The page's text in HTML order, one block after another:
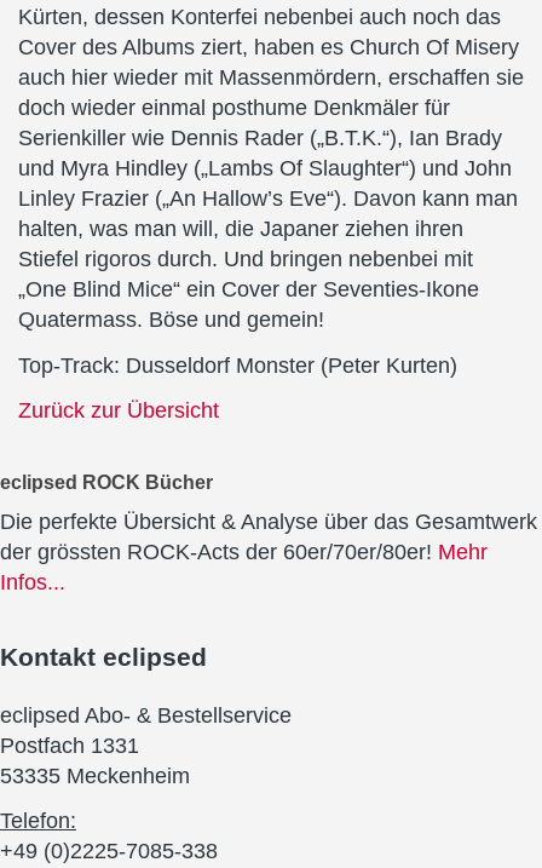
Kürten, dessen Konterfei nebenbei auch noch das
Cover des Albums ziert, haben es Church Of Misery
auch hier wieder mit Massenmördern, erschaffen sie
doch wieder einmal posthume Denkmäler für
Serienkiller wie Dennis Rader („B.T.K.“), Ian Brady
und Myra Hindley („Lambs Of Slaughter“) und John
Linley Frazier („An Hallow’s Eve“). Davon kann man
halten, was man will, die Japaner ziehen ihren
Stiefel rigoros durch. Und bringen nebenbei mit
„One Blind Mice“ ein Cover der Seventies-Ikone
Quatermass. Böse und gemein!
Top-Track: Dusseldorf Monster (Peter Kurten)
Zurück zur Übersicht
eclipsed ROCK Bücher
Die perfekte Übersicht & Analyse über das Gesamtwerk
der grössten ROCK-Acts der 60er/70er/80er! Mehr
Infos...
Kontakt eclipsed
eclipsed Abo- & Bestellservice
Postfach 1331
53335 Meckenheim
Telefon:
+49 (0)2225-7085-338